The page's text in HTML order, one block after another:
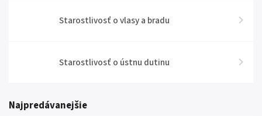
Starostlivosť o vlasy a bradu
Starostlivosť o ústnu dutinu
Najpredávanejšie